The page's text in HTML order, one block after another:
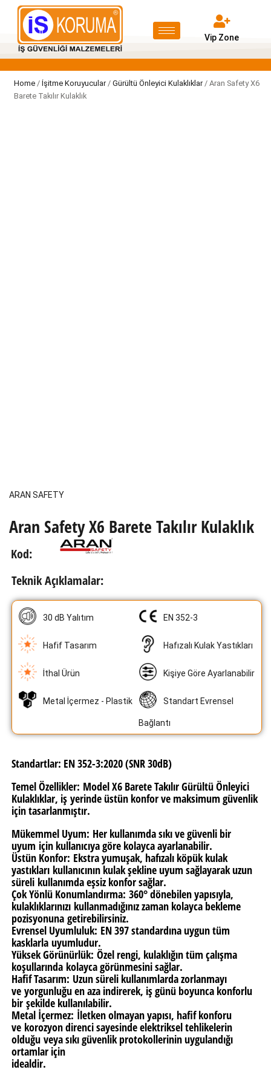
Vip Zone
Home/ İşitme Koruyucular/ Gürültü Önleyici Kulaklıklar/ Aran Safety X6
Barete Takılır Kulaklık
ARAN SAFETY
Aran Safety X6 Barete Takılır Kulaklık
Kod:
Teknik Açıklamalar:
30 dB Yalıtım EN 352-3
Hafif Tasarım Hafızalı Kulak Yastıkları
İthal Ürün Kişiye Göre Ayarlanabilir
Metal İçermez - Plastik Standart Evrensel
Bağlantı
Standartlar: EN 352-3:2020 (SNR 30dB)
Temel Özellikler: Model X6 Barete Takılır Gürültü Önleyici
Kulaklıklar, iş yerinde üstün konfor ve maksimum güvenlik
için tasarlanmıştır.
Mükemmel Uyum: Her kullanımda sıkı ve güvenli bir
uyum için kullanıcıya göre kolayca ayarlanabilir.
Üstün Konfor: Ekstra yumuşak, hafızalı köpük kulak
yastıkları kullanıcının kulak şekline uyum sağlayarak uzun
süreli kullanımda eşsiz konfor sağlar.
Çok Yönlü Konumlandırma: 360° dönebilen yapısıyla,
kulaklıklarınızı kullanmadığınız zaman kolayca bekleme
pozisyonuna getirebilirsiniz.
Evrensel Uyumluluk: EN 397 standardına uygun tüm
kasklarla uyumludur.
Yüksek Görünürlük: Özel rengi, kulaklığın tüm çalışma
koşullarında kolayca görünmesini sağlar.
Hafif Tasarım: Uzun süreli kullanımlarda zorlanmayı
ve yorgunluğu en aza indirerek, iş günü boyunca konforlu
bir şekilde kullanılabilir.
Metal İçermez: İletken olmayan yapısı, hafif konforu
ve korozyon direnci sayesinde elektriksel tehlikelerin
olduğu veya sıkı güvenlik protokollerinin uygulandığı
ortamlar için
idealdir.